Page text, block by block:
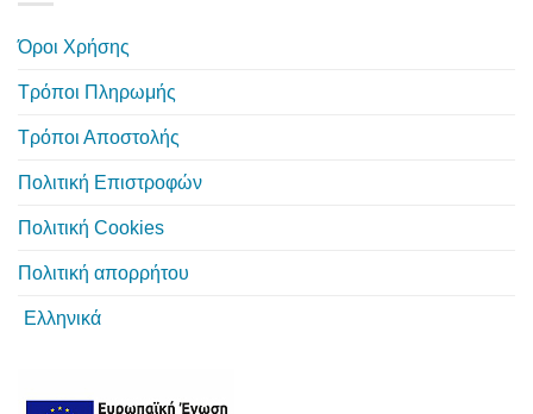
Όροι Χρήσης
Τρόποι Πληρωμής
Τρόποι Αποστολής
Πολιτική Επιστροφών
Πολιτική Cookies
Πολιτική απορρήτου
Ελληνικά